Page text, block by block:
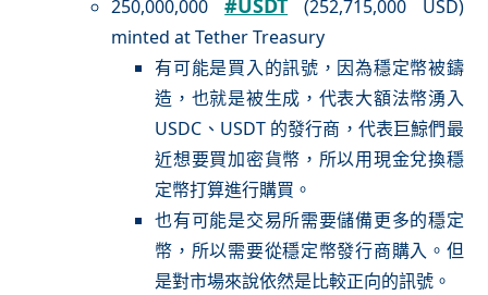
250,000,000#USDT (252,715,000 USD)
minted at Tether Treasury
有可能是買入的訊號，因為穩定幣被鑄
造，也就是被生成，代表大額法幣湧入
USDC、USDT 的發行商，代表巨鯨們最
近想要買加密貨幣，所以用現金兌換穩
定幣打算進行購買。
也有可能是交易所需要儲備更多的穩定
幣，所以需要從穩定幣發行商購入。但
是對市場來說依然是比較正向的訊號。